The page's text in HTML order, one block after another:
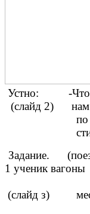
Устно: -Чтобы
(слайд 2) нам
по
Задание.
1
(слайд з)